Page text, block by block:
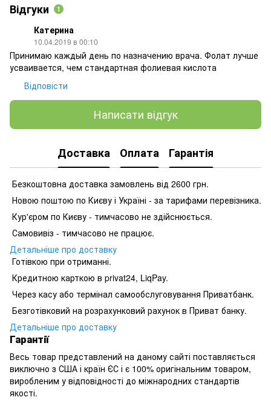
Відгуки 1
Катерина
10.04.2019 в 00:10
Принимаю каждый день по назначению врача. Фолат лучше
усваивается, чем стандартная фолиевая кислота
Відповісти
Написати відгук
Доставка Оплата Гарантія
Безкоштовна доставка замовлень від 2600 грн.
Новою поштою по Києву і Україні - за тарифами перевізника.
Кур'єром по Києву - тимчасово не здійснюється.
Самовивіз - тимчасово не працює.
Детальніше про доставку
Готівкою при отриманні.
Кредитною карткою в privat24, LiqPay.
Через касу або термінал самообслуговування Приватбанк.
Безготівковий на розрахунковий рахунок в Приват банку.
Детальніше про доставку
Гарантії
Весь товар представлений на даному сайті поставляється
виключно з США і країн ЄС і є 100% оригінальним товаром,
виробленим у відповідності до міжнародних стандартів
якості.